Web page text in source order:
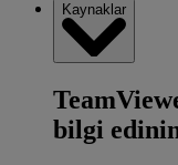
Kaynaklar
bilgi